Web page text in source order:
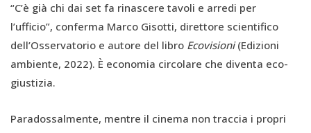
“C’è già chi dai set fa rinascere tavoli e arredi per
l’ufficio”, conferma Marco Gisotti, direttore scientifico
dell’Osservatorio e autore del libro Ecovisioni(Edizioni
ambiente, 2022). È economia circolare che diventa eco-
giustizia.
Paradossalmente, mentre il cinema non traccia i propri